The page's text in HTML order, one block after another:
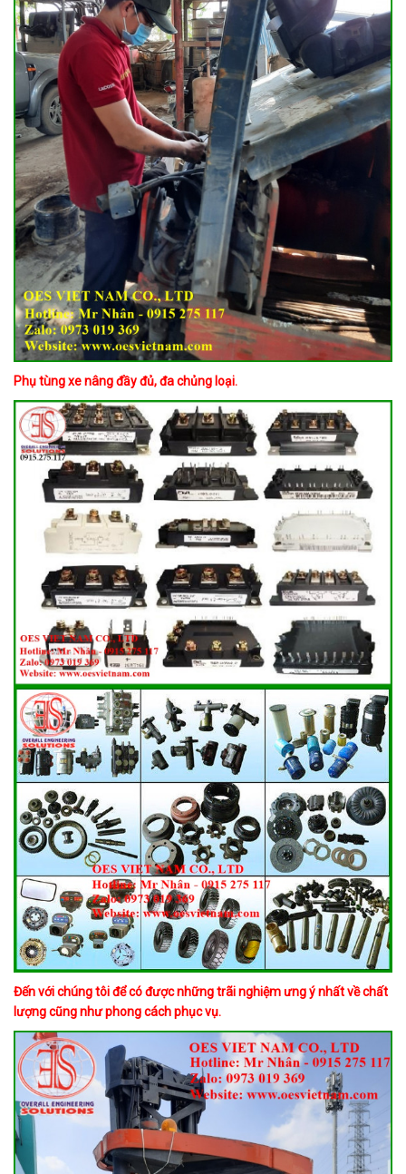
Phụ tùng xe nâng đầy đủ, đa chủng loại.
Đến với chúng tôi để có được những trãi nghiệm ưng ý nhất về chất
lượng cũng như phong cách phục vụ.